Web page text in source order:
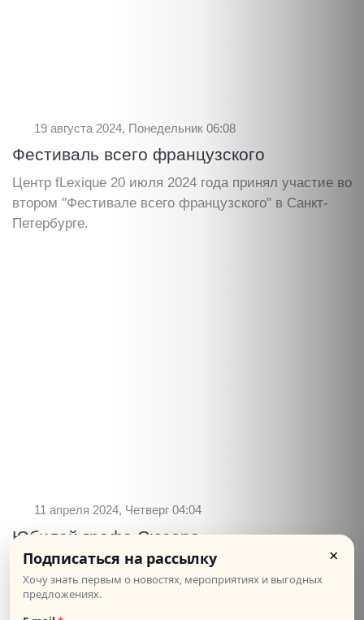
19 августа 2024, Понедельник 06:08
Фестиваль всего французского
Центр fLexique 20 июля 2024 года принял участие во
втором "Фестивале всего французского" в Санкт-
Петербурге.
11 апреля 2024, Четверг 04:04
Юбилей графа Сюзора
10 апреля 2024 в атриуме Дома книги отметили
двойной юбилей: 120 лет со дня завершения
строительства здания и 180 лет со...
×
Подписаться на рассылку
Хочу знать первым о новостях, мероприятиях и выгодных
предложениях.